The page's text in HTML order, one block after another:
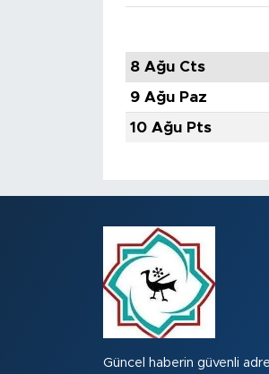
8 Ağu Cts
9 Ağu Paz
10 Ağu Pts
Güncel haberin güvenli